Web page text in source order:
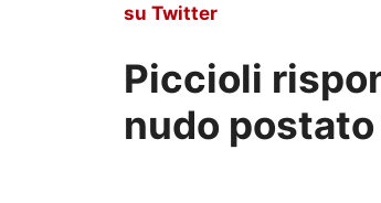
su Twitter
Piccioli
nudo